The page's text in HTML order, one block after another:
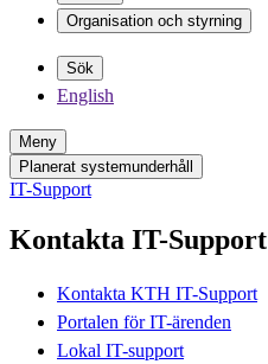
Organisation och styrning
Sök
English
Meny
Planerat systemunderhåll
IT-Support
Kontakta IT-Support
Kontakta KTH IT-Support
Portalen för IT-ärenden
Lokal IT-support